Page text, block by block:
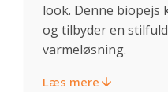
look. Denne
og tilbyder en
varmeløsning.
Læs mere